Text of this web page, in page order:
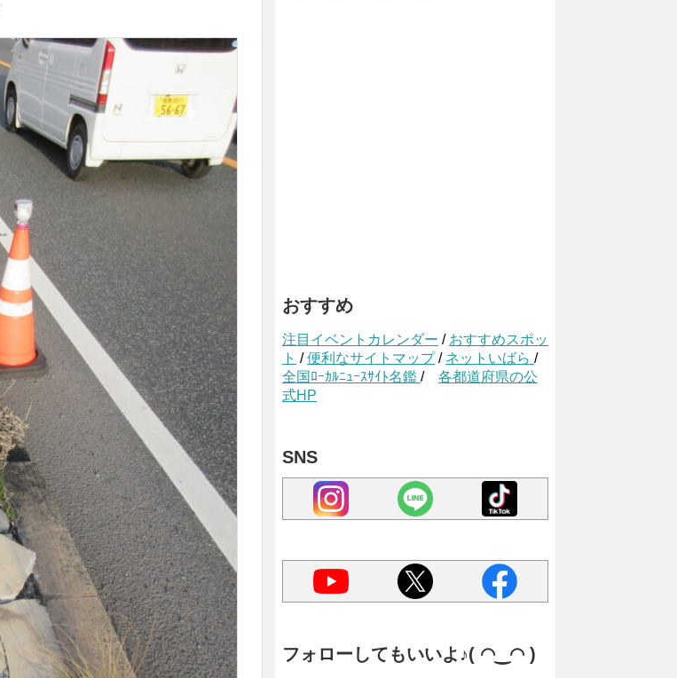
おすすめ
注目イベントカレンダー / おすすめスポッ
ト /便利なサイトマップ/ ネットいばら /
全国ﾛｰｶﾙﾆｭｰｽｻｲﾄ名鑑 / 各都道府県の公
式HP
SNS
フォローしてもいいよ♪( ◠‿◠ )